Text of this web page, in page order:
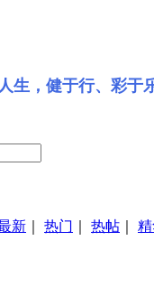
生，健于行、彩于
新 热门 热帖